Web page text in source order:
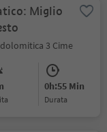
Miglio
3 Cime
0h:55 Min
durata